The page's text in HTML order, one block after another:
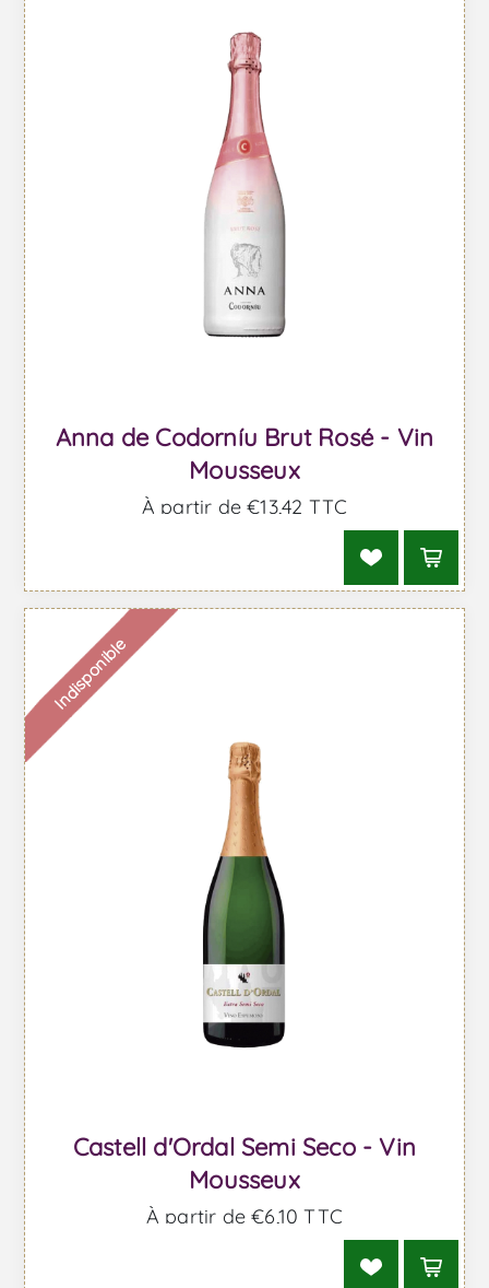
Anna de Codorníu Brut Rosé - Vin
Mousseux
À partir de €13,42 TTC
Indisponible
Castell d'Ordal Semi Seco - Vin
Mousseux
À partir de €6,10 TTC